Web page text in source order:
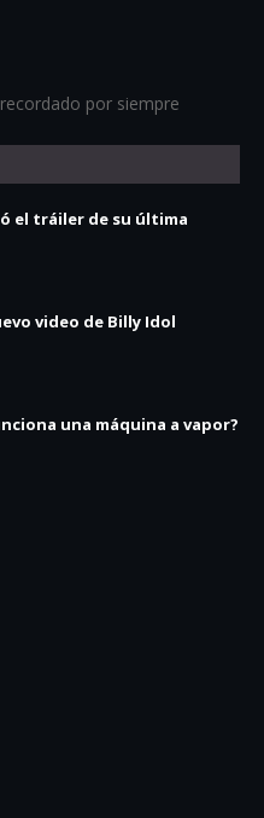
por siempre
el tráiler de su última
video de Billy Idol
una máquina a vapor?